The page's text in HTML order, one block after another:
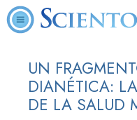
UN
DIANÉTICA:
DE LA SALUD